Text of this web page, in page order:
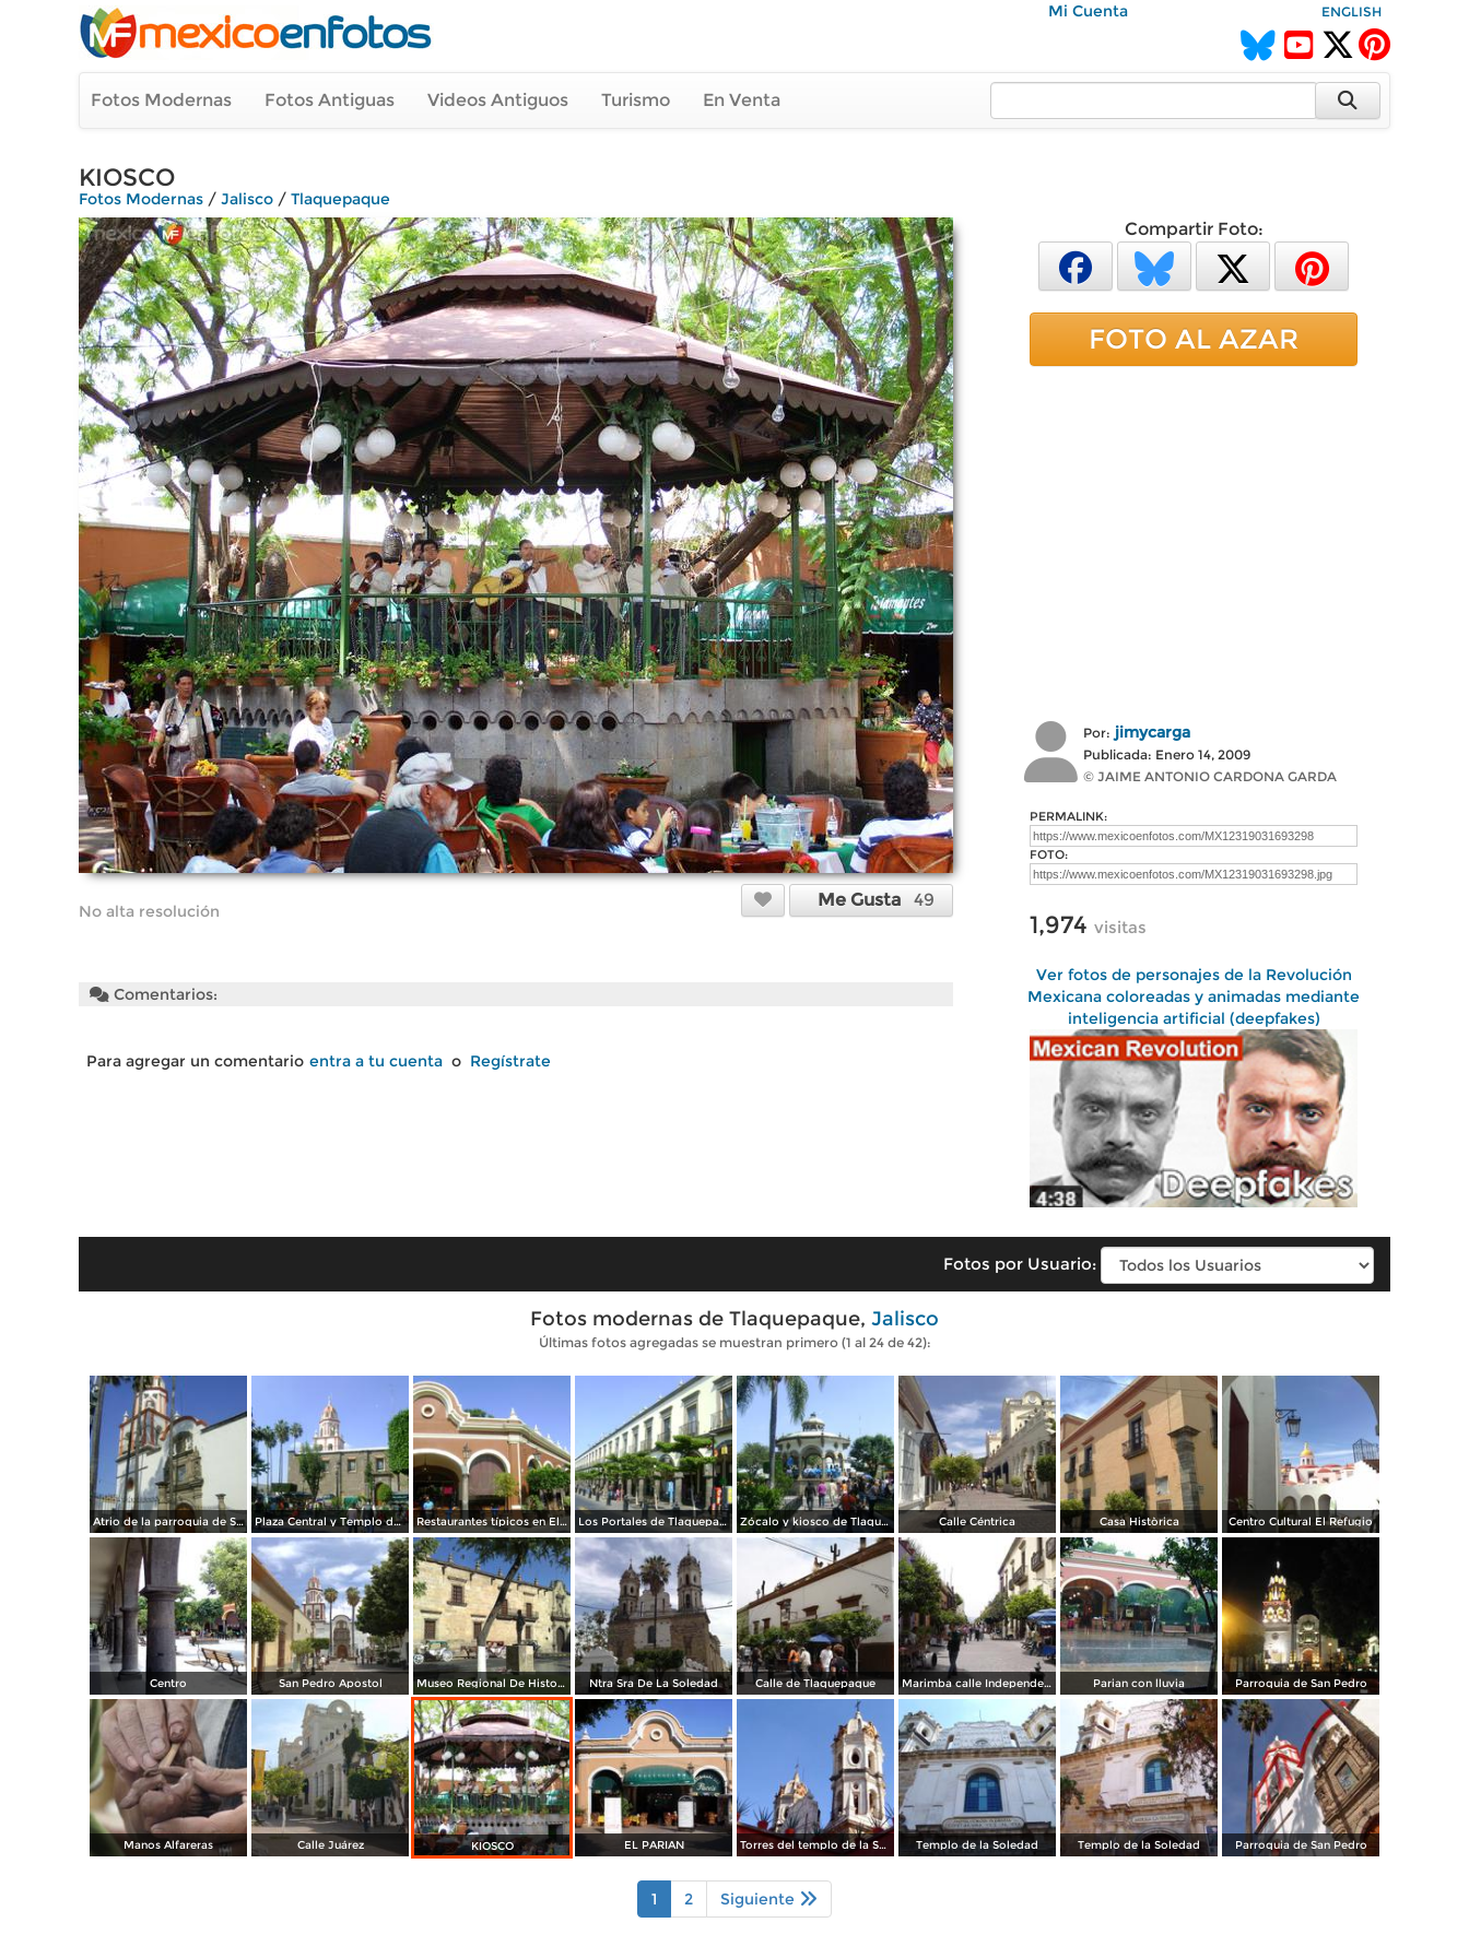
Mi Cuenta ENGLISH
Fotos Modernas Fotos Antiguas Videos Antiguos Turismo En Venta
KIOSCO
Fotos Modernas / Jalisco / Tlaquepaque
No alta resolución
Me Gusta 49
Comentarios:
Para agregar un comentario entra a tu cuenta o Regístrate
Compartir Foto:
FOTO AL AZAR
Por: jimycarga
Publicada: Enero 14, 2009
© JAIME ANTONIO CARDONA GARDA
PERMALINK:
FOTO:
1,974 visitas
Ver fotos de personajes de la Revolución
Mexicana coloreadas y animadas mediante
inteligencia artificial (deepfakes)
Fotos por Usuario:
Fotos modernas de Tlaquepaque, Jalisco
Últimas fotos agregadas se muestran primero (1 al 24 de 42):
Atrio de la parroquia de San Pedro (Siglo XVII). Noviembre/2011 Plaza Central y Templo de San Pedro. Tlaquepaque. Octubre/2011 Restaurantes típicos en El Parián. Tlaquepaque. Octubre/2011 Los Portales de Tlaquepaque, Jalisco. Octubre/2011 Zócalo y kiosco de Tlaquepaque, Jalisco. Octubre/2011 Calle Céntrica Casa Històrica Centro Cultural El Refugio
Centro San Pedro Apostol Museo Regional De Historia Ntra Sra De La Soledad Calle de Tlaquepaque Marimba calle Independecia Parian con lluvia Parroquia de San Pedro
Manos Alfareras Calle Juárez KIOSCO EL PARIAN Torres del templo de la Soledad Templo de la Soledad Templo de la Soledad Parroquia de San Pedro
1 2 Siguiente